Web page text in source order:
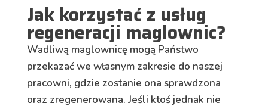
Jak korzystać z usług
regeneracji maglownic?
Wadliwą maglownicę mogą Państwo
przekazać we własnym zakresie do naszej
pracowni, gdzie zostanie ona sprawdzona
oraz zregenerowana. Jeśli ktoś jednak nie